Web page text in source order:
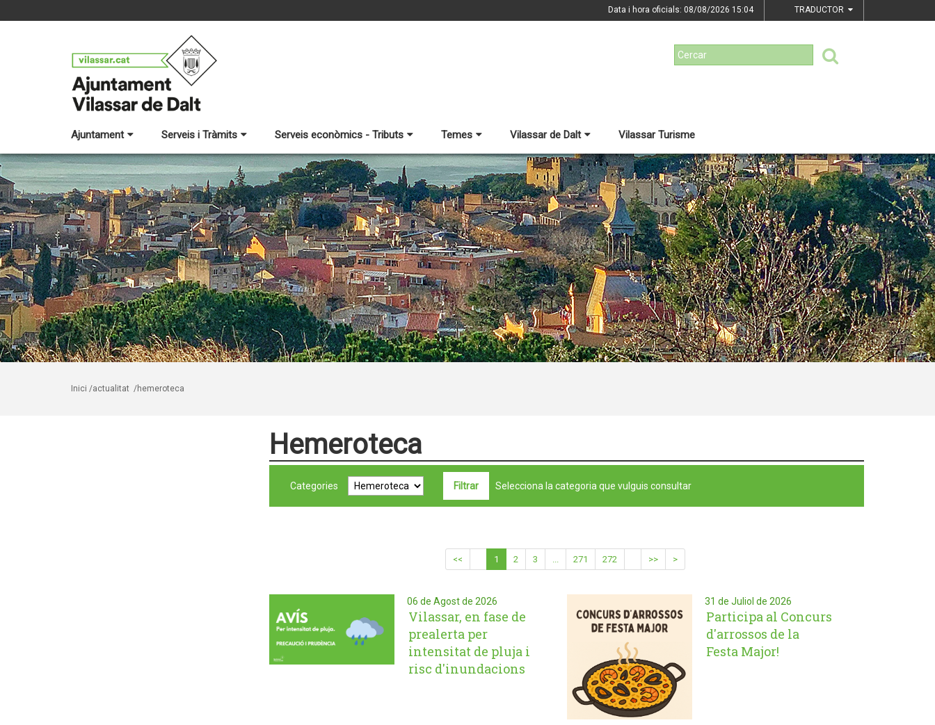
Data i hora oficials: 08/08/2026 15:04 TRADUCTOR
Ajuntament Serveis i Tràmits Serveis econòmics - Tributs Temes Vilassar de Dalt Vilassar Turisme
Inici /actualitat /hemeroteca
Hemeroteca
Categories Selecciona la categoria que vulguis consultar
<< 1 2 3 ... 271 272 >> >
06 de Agost de 2026
Vilassar, en fase de
prealerta per
intensitat de pluja i
risc d'inundacions
31 de Juliol de 2026
Participa al Concurs
d'arrossos de la
Festa Major!